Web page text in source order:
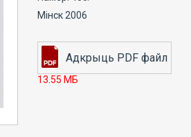
Мінск 2006
13.55 МБ